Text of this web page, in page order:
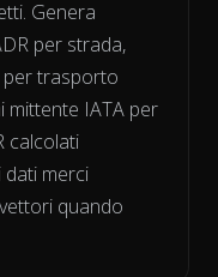
Genera
per strada,
trasporto
mittente IATA per
calcolati
dati merci
quando